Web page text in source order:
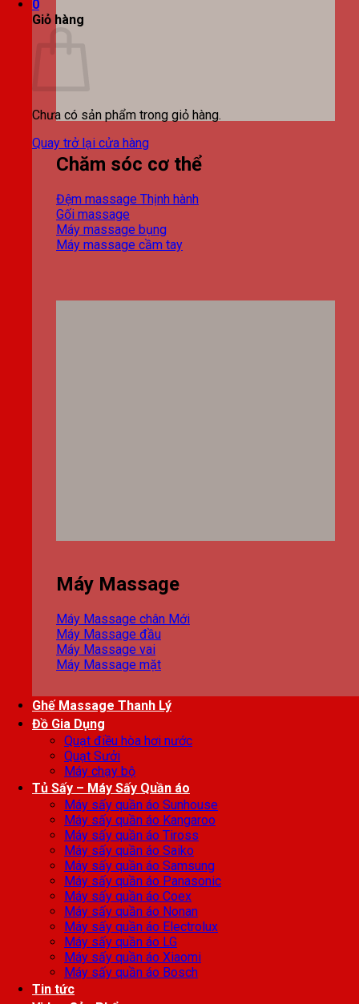
0
Giỏ hàng
Chưa có sản phẩm trong giỏ hàng.
Quay trở lại cửa hàng
Chăm sóc cơ thể
Đệm massage
Gối massage
Máy massage bụng
Máy massage cầm tay
Máy Massage
Máy Massage chân
Máy Massage đầu
Máy Massage vai
Máy Massage mặt
Ghế Massage Thanh Lý
Đồ Gia Dụng
Quạt điều hòa hơi nước
Quạt Sưởi
Máy chạy bộ
Tủ Sấy – Máy Sấy Quần áo
Máy sấy quần áo Sunhouse
Máy sấy quần áo Kangaroo
Máy sấy quần áo Tiross
Máy sấy quần áo Saiko
Máy sấy quần áo Samsung
Máy sấy quần áo Panasonic
Máy sấy quần áo Coex
Máy sấy quần áo Nonan
Máy sấy quần áo Electrolux
Máy sấy quần áo LG
Máy sấy quần áo Xiaomi
Máy sấy quần áo Bosch
Tin tức